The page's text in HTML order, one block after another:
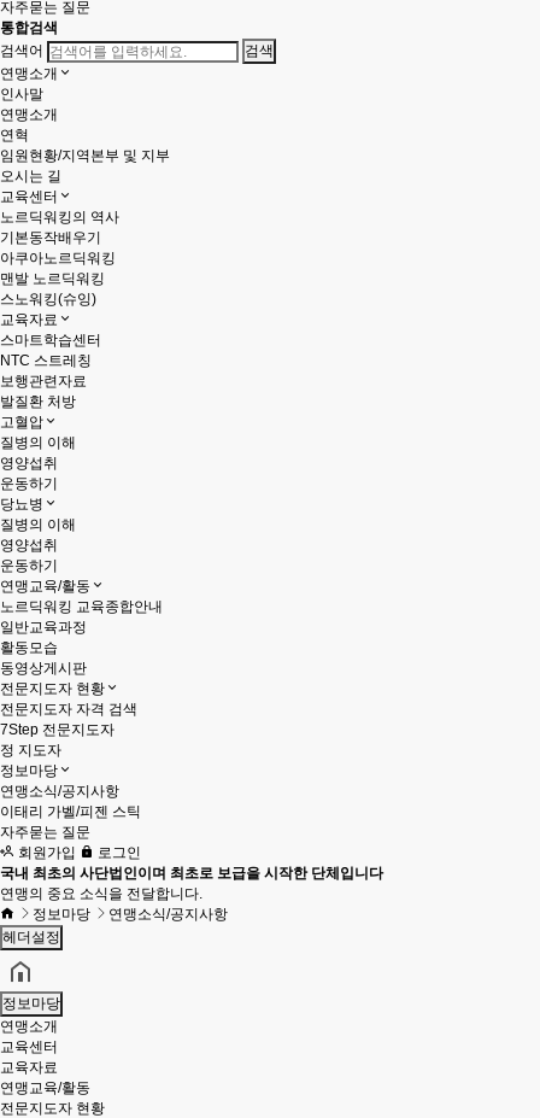
자주묻는 질문
통합검색
검색어
연맹소개
인사말
연맹소개
연혁
임원현황/지역본부 및 지부
오시는 길
교육센터
노르딕워킹의 역사
기본동작배우기
아쿠아노르딕워킹
맨발 노르딕워킹
스노워킹(슈잉)
교육자료
스마트학습센터
NTC 스트레칭
보행관련자료
발질환 처방
고혈압
질병의 이해
영양섭취
운동하기
당뇨병
질병의 이해
영양섭취
운동하기
연맹교육/활동
노르딕워킹 교육종합안내
일반교육과정
활동모습
동영상게시판
전문지도자 현황
전문지도자 자격 검색
7Step 전문지도자
정 지도자
정보마당
연맹소식/공지사항
이태리 가벨/피젠 스틱
자주묻는 질문
회원가입
로그인
국내 최초의 사단법인이며 최초로 보급을 시작한 단체입니다
연맹의 중요 소식을 전달합니다.
정보마당
연맹소식/공지사항
헤더설정
정보마당
연맹소개
교육센터
교육자료
연맹교육/활동
전문지도자 현황